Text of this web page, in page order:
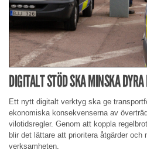
DIGITALT STÖD SKA MINSKA DYRA
Ett nytt digitalt verktyg ska ge
ekonomiska konsekvenserna av
vilotidsregler. Genom att koppla
blir det lättare att prioritera åtgärder och
verksamheten.